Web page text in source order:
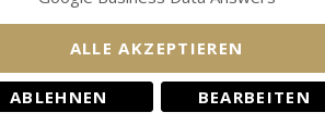
ALLE AKZEPTIEREN
ABLEHNEN BEARBEITEN